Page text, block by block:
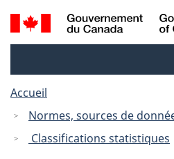
au
à
Recherche
et
Accueil
Normes, sources de
Classifications statistiques